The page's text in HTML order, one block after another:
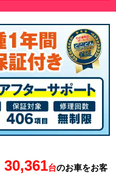
30,361台のお車をお客